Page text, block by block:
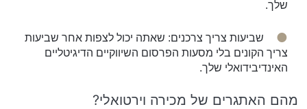
שלך.
שביעות צריך צרכנים: שאתה יכול לצפות אחר שביעות
צריך הקונים בלי מסעות הפרסום השיווקיים הדיגיטליים
האינדיבידואלי שלך.
מהם האתגרים של מכירה וירטואלי?